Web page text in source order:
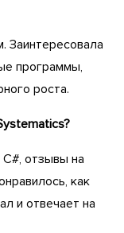
Заинтересовала
программы,
роста.
отзывы на
как
и отвечает на